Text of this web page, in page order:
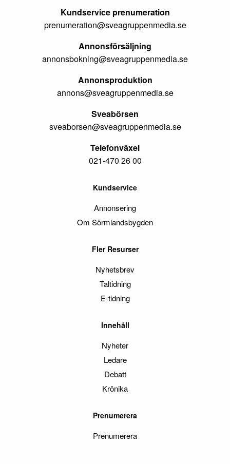
Kundservice prenumeration
prenumeration@sveagruppenmedia.se
Annonsförsäljning
annonsbokning@sveagruppenmedia.se
Annonsproduktion
annons@sveagruppenmedia.se
Sveabörsen
sveaborsen@sveagruppenmedia.se
Telefonväxel
021-470 26 00
Kundservice
Annonsering
Om Sörmlandsbygden
Fler Resurser
Nyhetsbrev
Taltidning
E-tidning
Innehåll
Nyheter
Ledare
Debatt
Krönika
Prenumerera
Prenumerera